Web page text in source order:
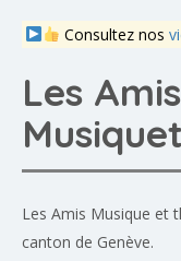
Consultez nos
Les Amis
Les Amis Musique et
canton de Genève.